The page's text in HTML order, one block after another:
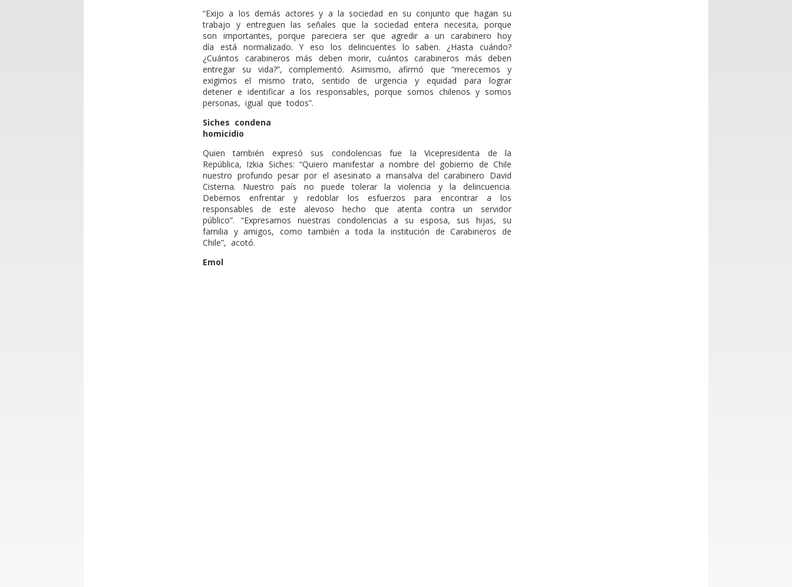
“Exijo a los demás actores y a la sociedad en su conjunto que hagan su
trabajo y entreguen las señales que la sociedad entera necesita, porque
son importantes, porque pareciera ser que agredir a un carabinero hoy
día está normalizado. Y eso los delincuentes lo saben. ¿Hasta cuándo?
¿Cuántos carabineros más deben morir, cuántos carabineros más deben
entregar su vida?”, complementó. Asimismo, afirmó que “merecemos y
exigimos el mismo trato, sentido de urgencia y equidad para lograr
detener e identificar a los responsables, porque somos chilenos y somos
personas, igual que todos”.
Siches condena
homicidio
Quien también expresó sus condolencias fue la Vicepresidenta de la
República, Izkia Siches: “Quiero manifestar a nombre del gobierno de Chile
nuestro profundo pesar por el asesinato a mansalva del carabinero David
Cisterna. Nuestro país no puede tolerar la violencia y la delincuencia.
Debemos enfrentar y redoblar los esfuerzos para encontrar a los
responsables de este alevoso hecho que atenta contra un servidor
público”. “Expresamos nuestras condolencias a su esposa, sus hijas, su
familia y amigos, como también a toda la institución de Carabineros de
Chile”, acotó.
Emol